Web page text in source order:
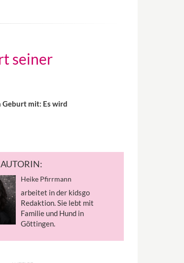
seiner
Geburt mit: Es wird
Heike Pfirrmann
arbeitet in der kidsgo
Redaktion. Sie lebt mit
Familie und Hund in
Göttingen.